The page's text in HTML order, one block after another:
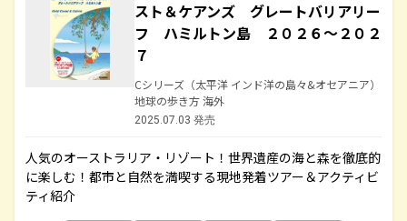
スト＆ケアンズ グレートバリアリー
フ ハミルトン島 ２０２６～２０２
７
Cシリーズ（太平洋 インド洋の島々&オセアニア）
地球の歩き方 海外
2025.07.03 発売
人気のオーストラリア・リゾート！世界遺産の海と森を徹底的
に楽しむ！都市と自然を満喫する現地発着ツアー＆アクティビ
ティ紹介